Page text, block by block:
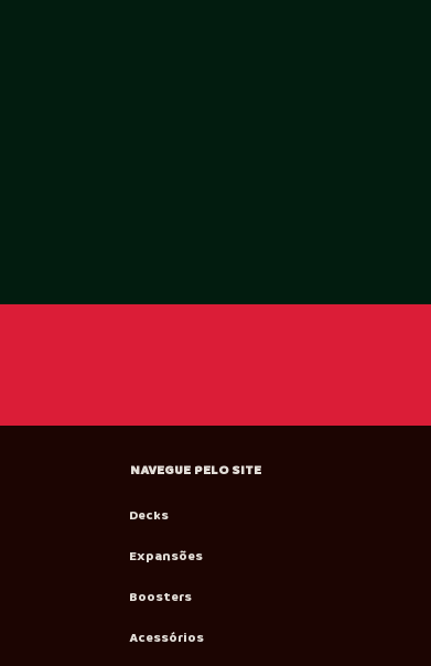
NAVEGUE PELO SITE
Decks
Expansões
Boosters
Acessórios